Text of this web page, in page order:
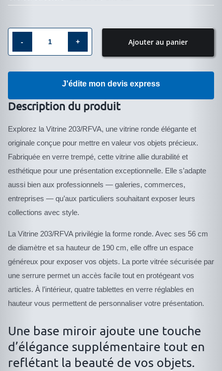
colonne
Ajouter au panier
J'édite mon devis express
Description du produit
Explorez la Vitrine 203/RFVA, une vitrine ronde élégante et
originale conçue pour mettre en valeur vos objets précieux.
Fabriquée en verre trempé, cette vitrine allie durabilité et
esthétique pour une présentation exceptionnelle. Elle s’adapte
aussi bien aux professionnels — galeries, commerces,
entreprises — qu’aux particuliers souhaitant exposer leurs
collections avec style.
La Vitrine 203/RFVA privilégie la forme ronde. Avec ses 56 cm
de diamètre et sa hauteur de 190 cm, elle offre un espace
généreux pour exposer vos objets. La porte vitrée sécurisée par
une serrure permet un accès facile tout en protégeant vos
articles. À l’intérieur, quatre tablettes en verre réglables en
hauteur vous permettent de personnaliser votre présentation.
Une base miroir ajoute une touche
d’élégance supplémentaire tout en
reflétant la beauté de vos objets.